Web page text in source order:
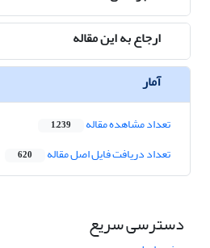
ارجاع به این مقاله
آمار
تعداد مشاهده مقاله 1,239
تعداد دریافت فایل اصل مقاله 620
دسترسی سریع